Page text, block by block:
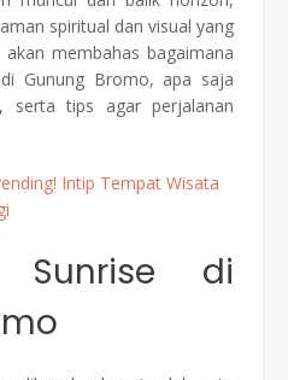
spiritual dan visual yang
membahas bagaimana
Gunung Bromo, apa saja
serta tips agar perjalanan
Intip Tempat Wisata
Sunrise di